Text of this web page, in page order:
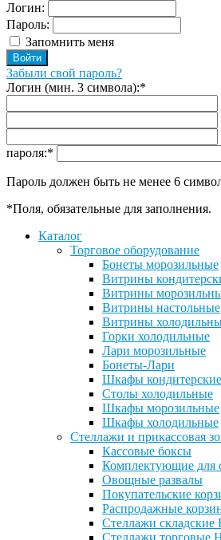
Логин:
Пароль:
Запомнить меня
Забыли свой пароль?
Логин (мин. 3 символа):*
пароля:*
Пароль должен быть не менее 6
*Поля, обязательные для заполнения.
Каталог
Торговое оборудование
Бонеты морозильные
Витрины
Витрины
Витрины настольные
Витрины
Горки холодильные
Лари морозильные
Бонеты-Лари
Шкафы кондитерские
Столы холодильные
Шкафы морозильные
Шкафы холодильные
Стеллажи и прикассовая
Кассовые боксы
Комплектующие для
Овощные развалы
Покупательские
Распродажные
Стеллажи
Стеллажи